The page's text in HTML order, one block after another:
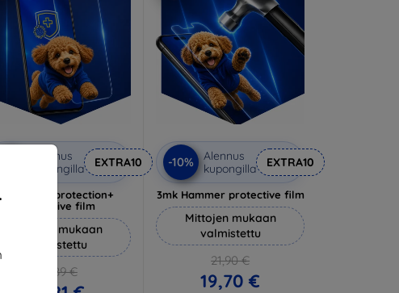
Alennus
kupongilla
EXTRA10
3mk Silverprotection+
protective film
Mittojen mukaan
valmistettu
20,89 €
-10%
Alennus
kupongilla
EXTRA10
3mk Hammer protective film
Mittojen mukaan
valmistettu
21,90 €
19,70 €